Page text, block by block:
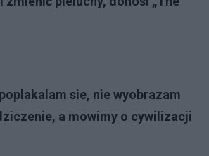
sie, nie wyobrazam
a mowimy o cywilizacji